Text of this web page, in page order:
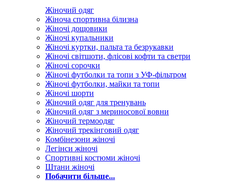
Жіночий одяг
Жіноча спортивна білизна
Жіночі дощовики
Жіночі купальники
Жіночі куртки, пальта та безрукавки
Жіночі світшоти, флісові кофти та светри
Жіночі сорочки
Жіночі футболки та топи з УФ-фільтром
Жіночі футболки, майки та топи
Жіночі шорти
Жіночий одяг для тренувань
Жіночий одяг з мериносової вовни
Жіночий термоодяг
Жіночий трекінговий одяг
Комбінезони жіночі
Легінси жіночі
Спортивні костюми жіночі
Штани жіночі
Побачити більше...